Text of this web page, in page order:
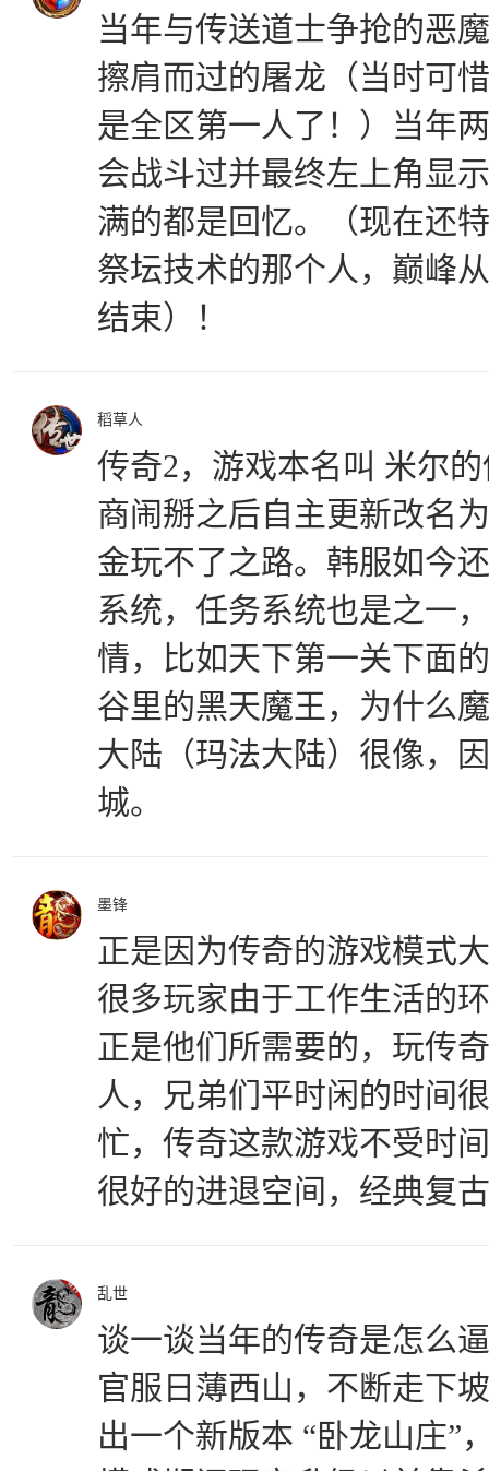
当年与传送道士争抢的恶
擦肩而过的屠龙（当时可
是全区第一人了！）当年
会战斗过并最终左上角显
满的都是回忆。（现在还
祭坛技术的那个人，巅峰
结束）！
稻草人
传奇2，游戏本名叫 米尔
商闹掰之后自主更新改名
金玩不了之路。韩服如今
系统，任务系统也是之一
情，比如天下第一关下面
谷里的黑天魔王，为什么
大陆（玛法大陆）很像，
城。
墨锋
正是因为传奇的游戏模式
很多玩家由于工作生活的
正是他们所需要的，玩传
人，兄弟们平时闲的时间
忙，传奇这款游戏不受时
很好的进退空间，经典复
乱世
谈一谈当年的传奇是怎么
官服日薄西山，不断走下
出一个新版本 “卧龙山庄”